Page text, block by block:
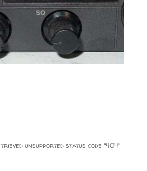
unsupported status code "404"